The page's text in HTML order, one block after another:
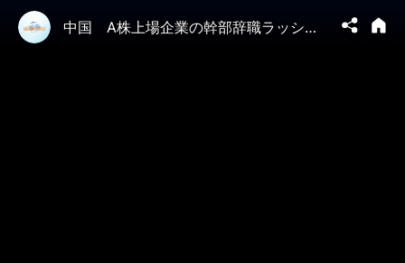
中国 A株上場企業の幹部辞職ラッシュ 金融業界に広がる不安